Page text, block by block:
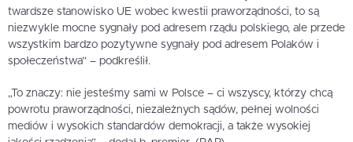
twardsze stanowisko UE wobec kwestii praworządności, to są
niezwykle mocne sygnały pod adresem rządu polskiego, ale przede
wszystkim bardzo pozytywne sygnały pod adresem Polaków i
społeczeństwa” – podkreślił.
„To znaczy: nie jesteśmy sami w Polsce – ci wszyscy, którzy chcą
powrotu praworządności, niezależnych sądów, pełnej wolności
mediów i wysokich standardów demokracji, a także wysokiej